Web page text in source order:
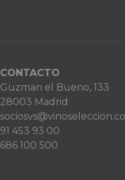
CONTACTO
Guzman el Bueno, 133
28003 Madrid
91 453 93 00
686 100 500